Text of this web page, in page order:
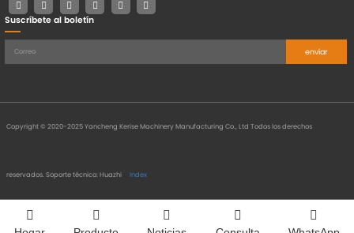
Suscríbete al boletín
enviar
Copyright © 2020-2025 Yancheng Kerise Machinery Manufacturing Co., Ltd Todos los derechos
reservados.Soporte técnico: Huazhi Index